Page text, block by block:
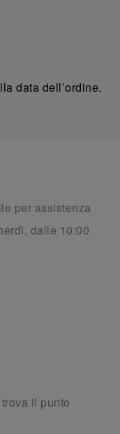
data dell’ordine.
per assistenza
dalle 10:00
il punto